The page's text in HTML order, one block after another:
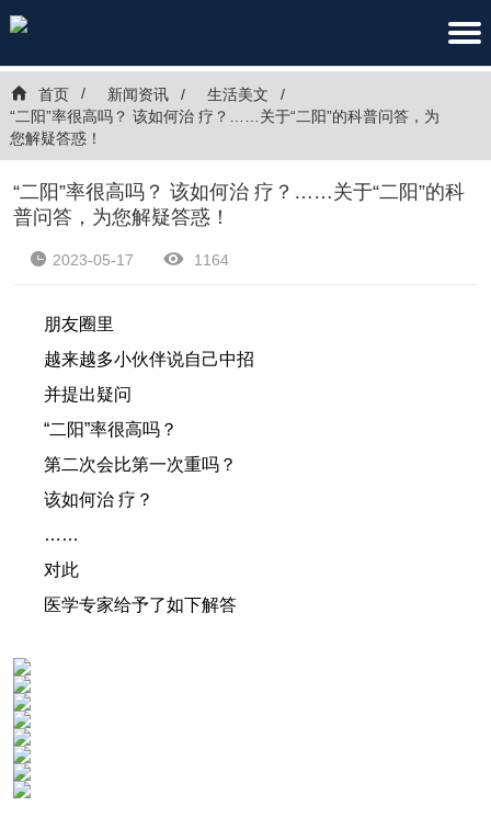
首页 新闻资讯
生活美文
“二阳”率很高吗？ 该如何治 疗？……关于“二阳”的科普问答，为
您解疑答惑！
“二阳”率很高吗？ 该如何治 疗？……关于“二阳”的科
普问答，为您解疑答惑！
2023-05-17 1164
朋友圈里
越来越多小伙伴说自己中招
并提出疑问
“二阳”率很高吗？
第二次会比第一次重吗？
该如何治 疗？
……
对此
医学专家给予了如下解答